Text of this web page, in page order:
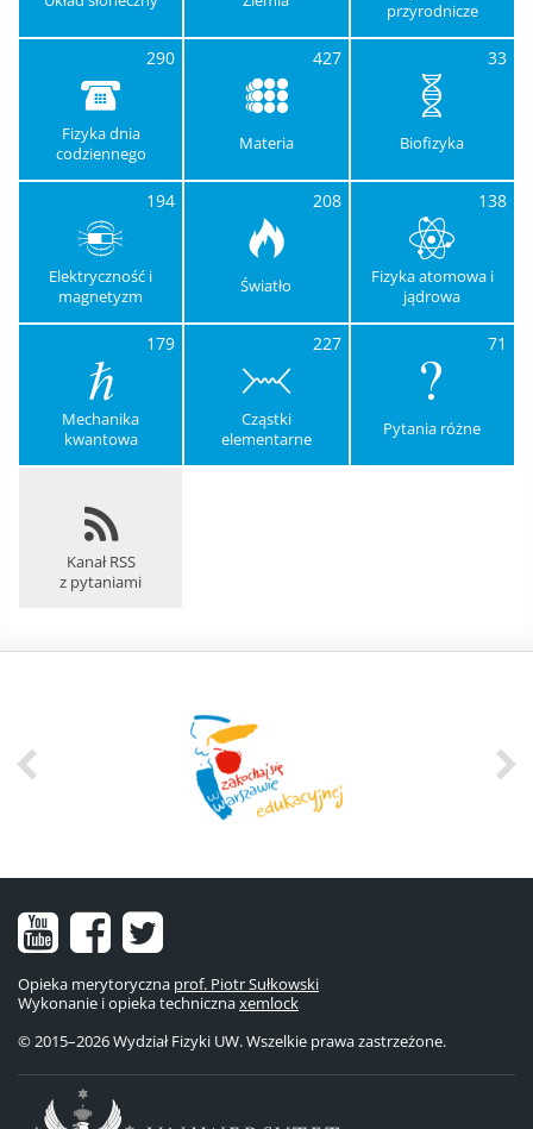
przyrodnicze
290
Fizyka dnia
codziennego
427
Materia
33
Biofizyka
194
Elektryczność i
magnetyzm
208
Światło
138
Fizyka atomowa i
jądrowa
179
Mechanika
kwantowa
227
Cząstki
elementarne
71
Pytania różne
Kanał RSS
z pytaniami
Nasz
kanał
na
YouTube
Nasz
fanpage
na
Facebooku
Nasze
konto
na
Twitterze
Opieka merytoryczna prof. Piotr Sułkowski
Wykonanie i opieka technicznaxemlock
© 2015–2026 Wydział Fizyki UW. Wszelkie prawa zastrzeżone.